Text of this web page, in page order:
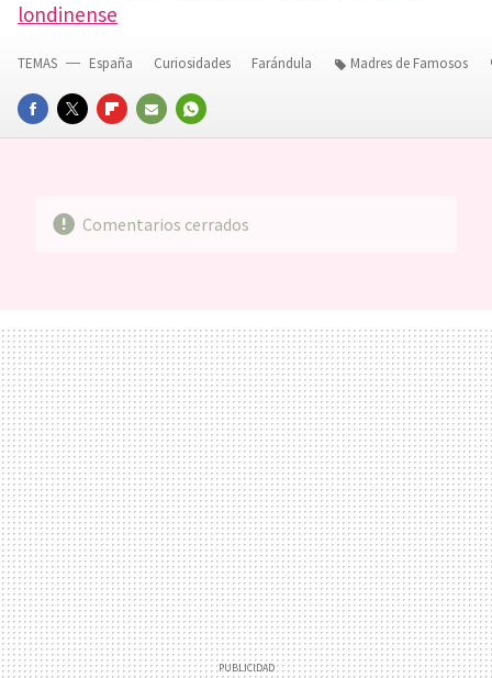
londinense
FACEBOOKTWITTERFLIPBOARD
E-
WHATSAPP
TEMAS España Curiosidades Farándula Madres de Famosos
Comentarios cerrados